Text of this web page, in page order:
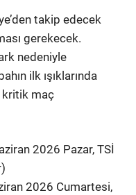
takip edecek
gerekecek.
nedeniyle
ilk ışıklarında
kritik maç
2026 Pazar, TSİ
2026 Cumartesi,